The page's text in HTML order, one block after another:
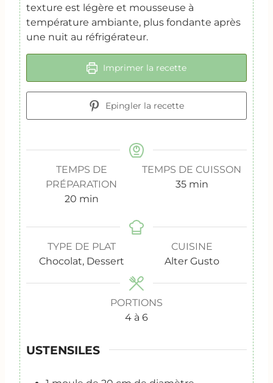
texture est légère et mousseuse à
température ambiante, plus fondante après
une nuit au réfrigérateur.
Imprimer la recette
Epingler la recette
TEMPS DE
PRÉPARATION
20m
n
u
t
s
min
TEMPS DE CUISSON
35m
u
t
e
min
TYPE DE PLAT
Chocolat, Dessert
CUISINE
Alter Gusto
PORTIONS
4 à 6
USTENSILES